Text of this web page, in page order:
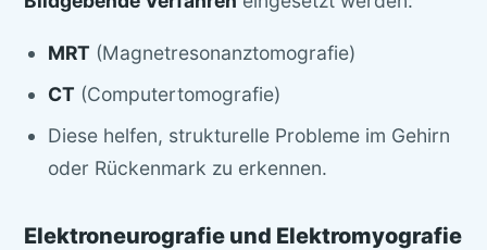
MRT (Magnetresonanztomografie)
CT (Computertomografie)
Diese helfen, strukturelle Probleme im Gehirn
oder Rückenmark zu erkennen.
Elektroneurografie und Elektromyografie